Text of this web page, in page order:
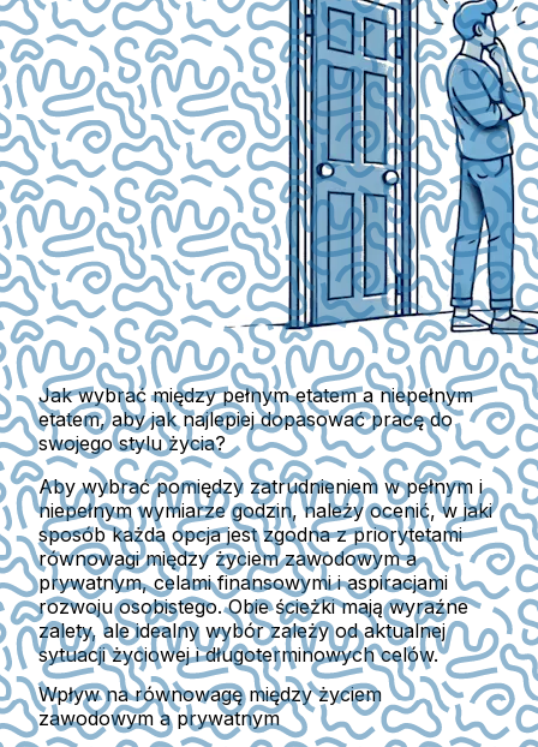
Jak wybrać między pełnym etatem a niepełnym
etatem, aby jak najlepiej dopasować pracę do
swojego stylu życia?
Aby wybrać pomiędzy zatrudnieniem w pełnym i
niepełnym wymiarze godzin, należy ocenić, w jaki
sposób każda opcja jest zgodna z priorytetami
równowagi między życiem zawodowym a
prywatnym, celami finansowymi i aspiracjami
rozwoju osobistego. Obie ścieżki mają wyraźne
zalety, ale idealny wybór zależy od aktualnej
sytuacji życiowej i długoterminowych celów.
Wpływ na równowagę między życiem
zawodowym a prywatnym